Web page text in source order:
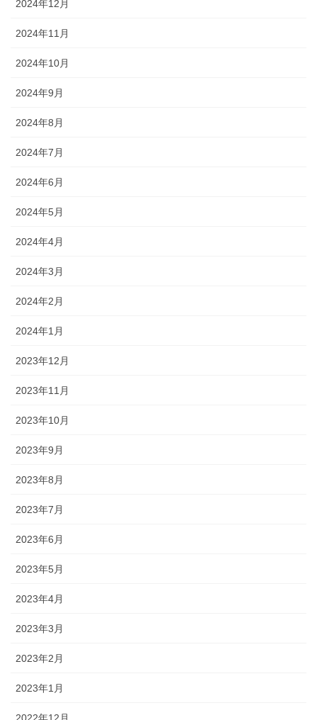
2024年12月
2024年11月
2024年10月
2024年9月
2024年8月
2024年7月
2024年6月
2024年5月
2024年4月
2024年3月
2024年2月
2024年1月
2023年12月
2023年11月
2023年10月
2023年9月
2023年8月
2023年7月
2023年6月
2023年5月
2023年4月
2023年3月
2023年2月
2023年1月
2022年12月